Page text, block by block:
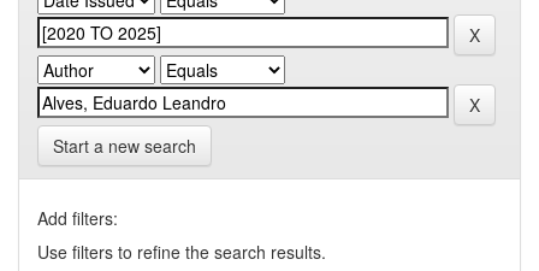
Start a new search
Add filters:
Use filters to refine the search results.